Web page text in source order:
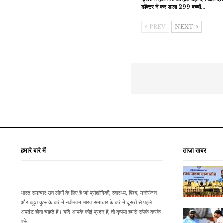
डॉक्टर ने कर डाला 299 बच्चों…
PREV NEXT
हमारे बारे में
भारत समाचार उन लोगों के लिए है जो प्रौद्योगिकी, स्वास्थ्य, विश्व, मनोरंजन
और बहुत कुछ के बारे में नवीनतम भारत समाचार के बारे में दूसरों से पहले
अपडेट होना चाहते हैं। यदि आपके कोई प्रश्न हैं, तो कृपया हमसे संपर्क करके
पूछें।
ताज़ा खबर